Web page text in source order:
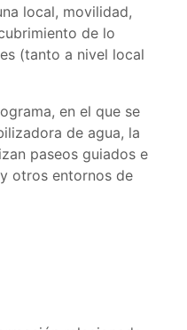
local, movilidad,
de lo
(tanto a nivel local
en el que se
de agua, la
paseos guiados e
otros entornos de